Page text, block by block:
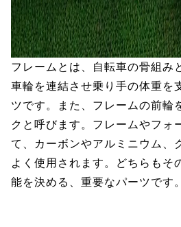
フレームとは、自転車の骨組み
車輪を連結させ乗り手の体重を
ツです。また、フレームの前輪
クと呼びます。フレームやフォ
て、カーボンやアルミニウム、
よく使用されます。どちらもそ
能を決める、重要なパーツです。